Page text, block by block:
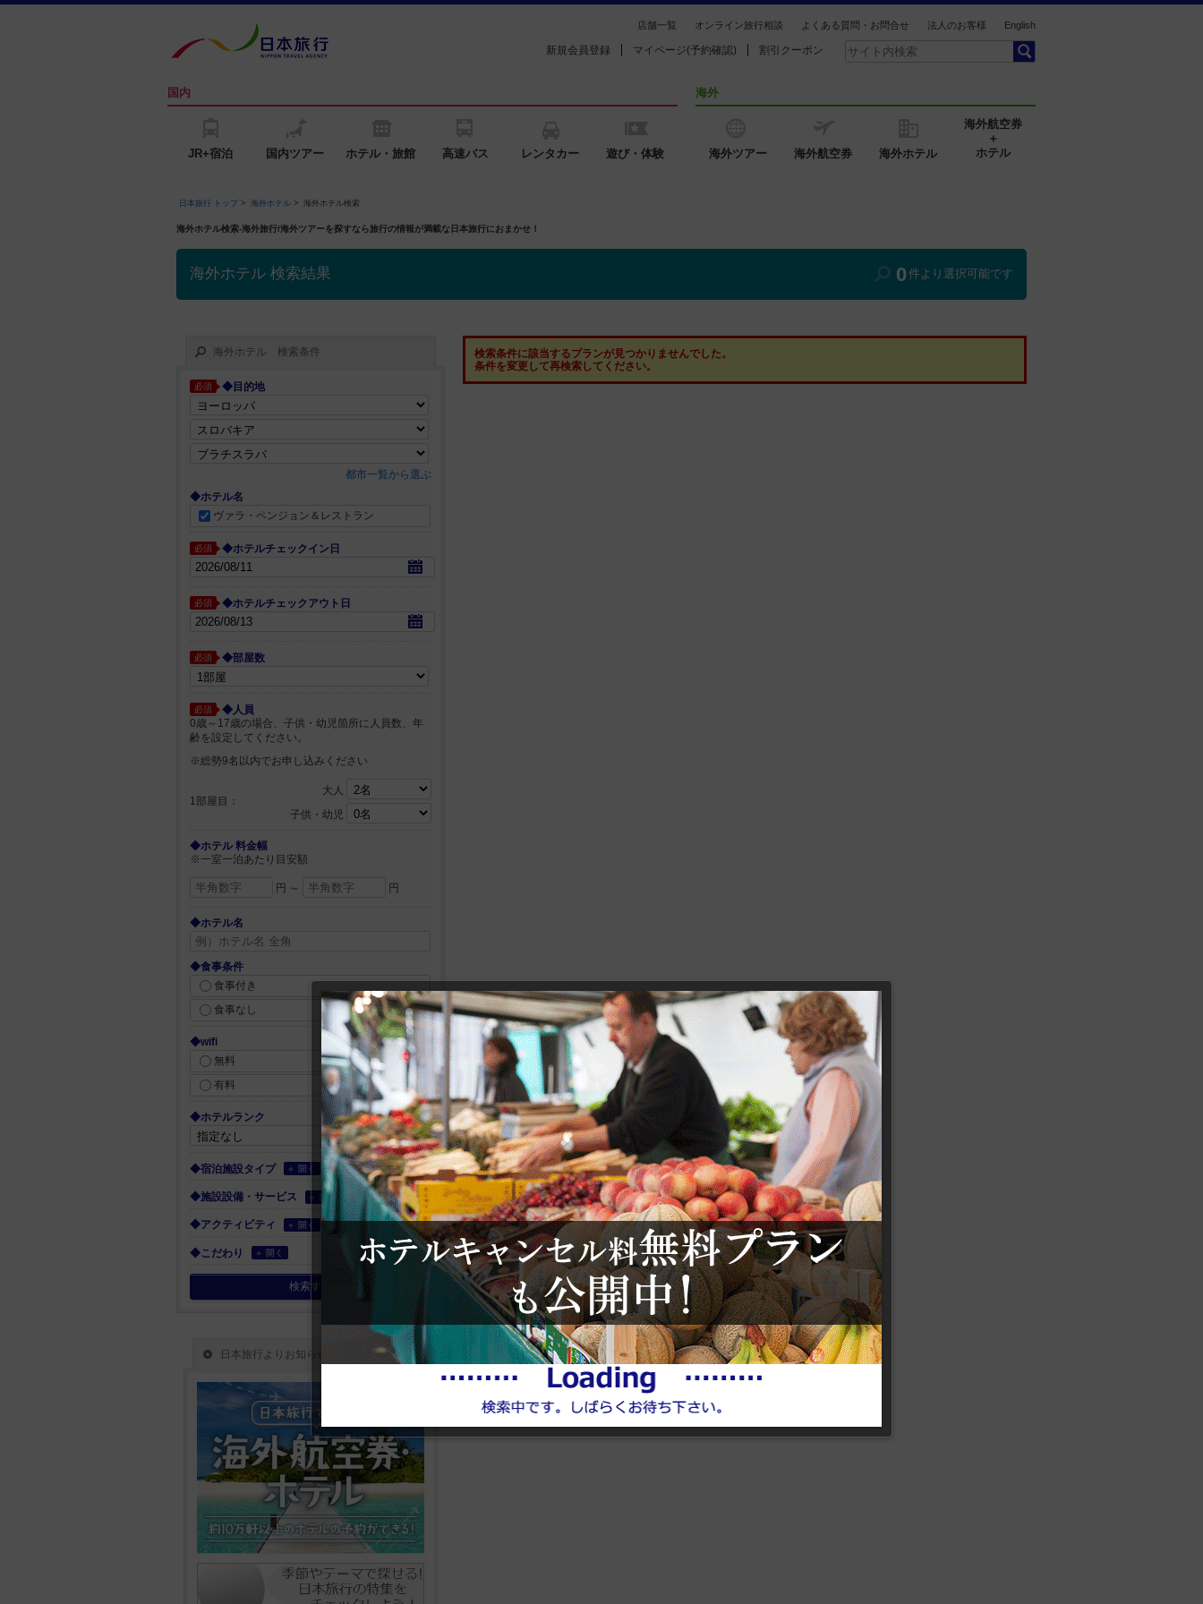
店舗一覧 オンライン旅行相談 よくある質問・お問合せ 法人のお客様 English
新規会員登録 マイページ(予約確認) 割引クーポン
国内
JR+宿泊 国内ツアー ホテル・旅館 高速バス レンタカー 遊び・体験
海外
海外ツアー 海外航空券 海外ホテル
海外航空券
＋
ホテル
日本旅行 トップ > 海外ホテル> 海外ホテル検索
海外ホテル検索-海外旅行/海外ツアーを探すなら旅行の情報が満載な日本旅行におまかせ！
海外ホテル 検索結果 0件より選択可能です
検索条件に該当するプランが見つかりませんでした。
条件を変更して再検索してください。
海外ホテル 検索条件
必須 ◆目的地
都市一覧から選ぶ
◆ホテル名
ヴァラ・ペンジョン＆レストラン
必須 ◆ホテルチェックイン日
必須 ◆ホテルチェックアウト日
必須 ◆部屋数
必須
◆人員
0歳～17歳の場合、子供・幼児箇所に人員数、年
齢を設定してください。
※総勢9名以内でお申し込みください
1部屋目：
大人
子供・幼児
◆ホテル 料金幅
※一室一泊あたり目安額
円 ～ 円
◆ホテル名
◆食事条件
食事付き
食事なし
◆wifi
無料
有料
◆ホテルランク
◆宿泊施設タイプ ＋ 開く
◆施設設備・サービス ＋ 開く
◆アクティビティ ＋ 開く
◆こだわり ＋ 開く
検索する